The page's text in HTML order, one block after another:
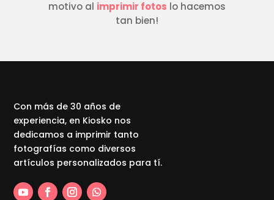
motivo al imprimir fotos lo hacemos
tan bien!
Con más de 30 años de
experiencia, en Kiosko nos
dedicamos a imprimir tanto
fotografías como diversos
artículos personalizados para tí.